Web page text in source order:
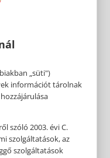
„süti")
információt tárolnak
szóló 2003. évi C.
szolgáltatások, az
szolgáltatások